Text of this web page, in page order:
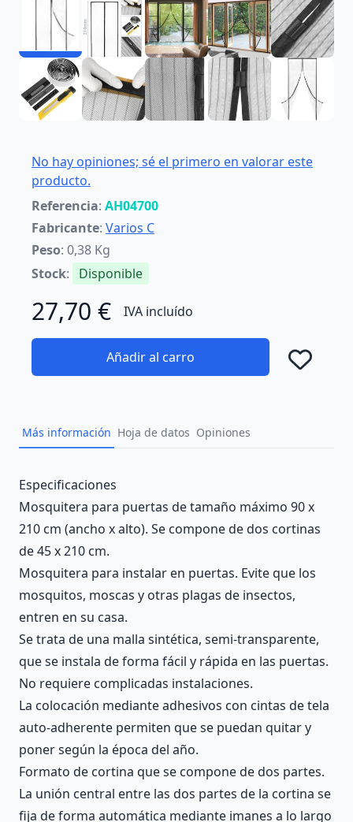
No hay opiniones; sé el primero en valorar este
producto.
Referencia: AH04700
Fabricante: Varios C
Peso: 0,38 Kg
Stock: Disponible
27,70 € IVA incluído
Añadir al carro
Más información Hoja de datos Opiniones
Description
Especificaciones
Mosquitera para puertas de tamaño máximo 90 x
210 cm (ancho x alto). Se compone de dos cortinas
de 45 x 210 cm.
Mosquitera para instalar en puertas. Evite que los
mosquitos, moscas y otras plagas de insectos,
entren en su casa.
Se trata de una malla sintética, semi-transparente,
que se instala de forma fácil y rápida en las puertas.
No requiere complicadas instalaciones.
La colocación mediante adhesivos con cintas de tela
auto-adherente permiten que se puedan quitar y
poner según la época del año.
Formato de cortina que se compone de dos partes.
La unión central entre las dos partes de la cortina se
fija de forma automática mediante imanes a lo largo